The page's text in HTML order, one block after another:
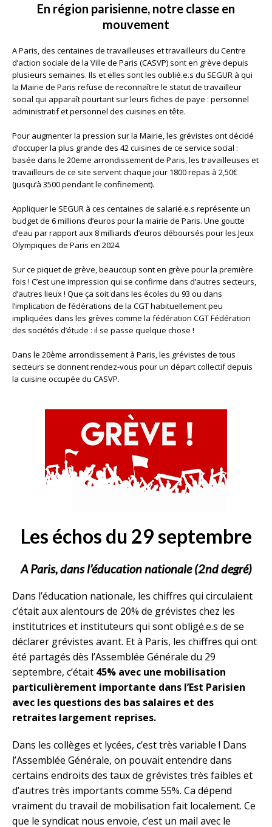
En région parisienne, notre classe en
mouvement
A Paris, des centaines de travailleuses et travailleurs du Centre
d’action sociale de la Ville de Paris (CASVP) sont en grève depuis
plusieurs semaines. Ils et elles sont les oublié.e.s du SEGUR à qui
la Mairie de Paris refuse de reconnaître le statut de travailleur
social qui apparaît pourtant sur leurs fiches de paye : personnel
administratif et personnel des cuisines en tête.
Pour augmenter la pression sur la Mairie, les grévistes ont décidé
d’occuper la plus grande des 42 cuisines de ce service social :
basée dans le 20eme arrondissement de Paris, les travailleuses et
travailleurs de ce site servent chaque jour 1800 repas à 2,50€
(jusqu’à 3500 pendant le confinement).
Appliquer le SEGUR à ces centaines de salarié.e.s représente un
budget de 6 millions d’euros pour la mairie de Paris. Une goutte
d’eau par rapport aux 8 milliards d’euros déboursés pour les Jeux
Olympiques de Paris en 2024.
Sur ce piquet de grève, beaucoup sont en grève pour la première
fois ! C’est une impression qui se confirme dans d’autres secteurs,
d’autres lieux ! Que ça soit dans les écoles du 93 ou dans
l’implication de fédérations de la CGT habituellement peu
impliquées dans les grèves comme la fédération CGT Fédération
des sociétés d’étude : il se passe quelque chose !
Dans le 20ème arrondissement à Paris, les grévistes de tous
secteurs se donnent rendez-vous pour un départ collectif depuis
la cuisine occupée du CASVP.
Les échos du 29 septembre
A Paris, dans l’éducation nationale (2nd degré)
Dans l’éducation nationale, les chiffres qui circulaient
c’était aux alentours de 20% de grévistes chez les
institutrices et instituteurs qui sont obligé.e.s de se
déclarer grévistes avant. Et à Paris, les chiffres qui ont
été partagés dès l’Assemblée Générale du 29
septembre, c’était 45% avec une mobilisation
particulièrement importante dans l’Est Parisien
avec les questions des bas salaires et des
retraites largement reprises.
Dans les collèges et lycées, c’est très variable ! Dans
l’Assemblée Générale, on pouvait entendre dans
certains endroits des taux de grévistes très faibles et
d’autres très importants comme 55%. Ca dépend
vraiment du travail de mobilisation fait localement. Ce
que le syndicat nous envoie, c’est un mail avec le